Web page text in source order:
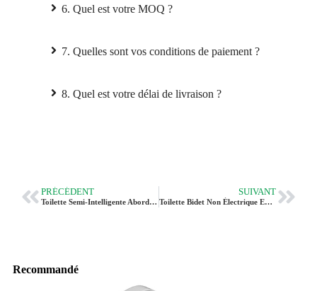
6. Quel est votre MOQ ?
7. Quelles sont vos conditions de paiement ?
8. Quel est votre délai de livraison ?
PRÉCÉDENT
Toilette Semi-Intelligente Abordable Bidet CL-619 De Vleeo
SUIVANT
Toilette Bidet Non Électrique En Forme De U Pour La Vente En Gros CL-721
Recommandé